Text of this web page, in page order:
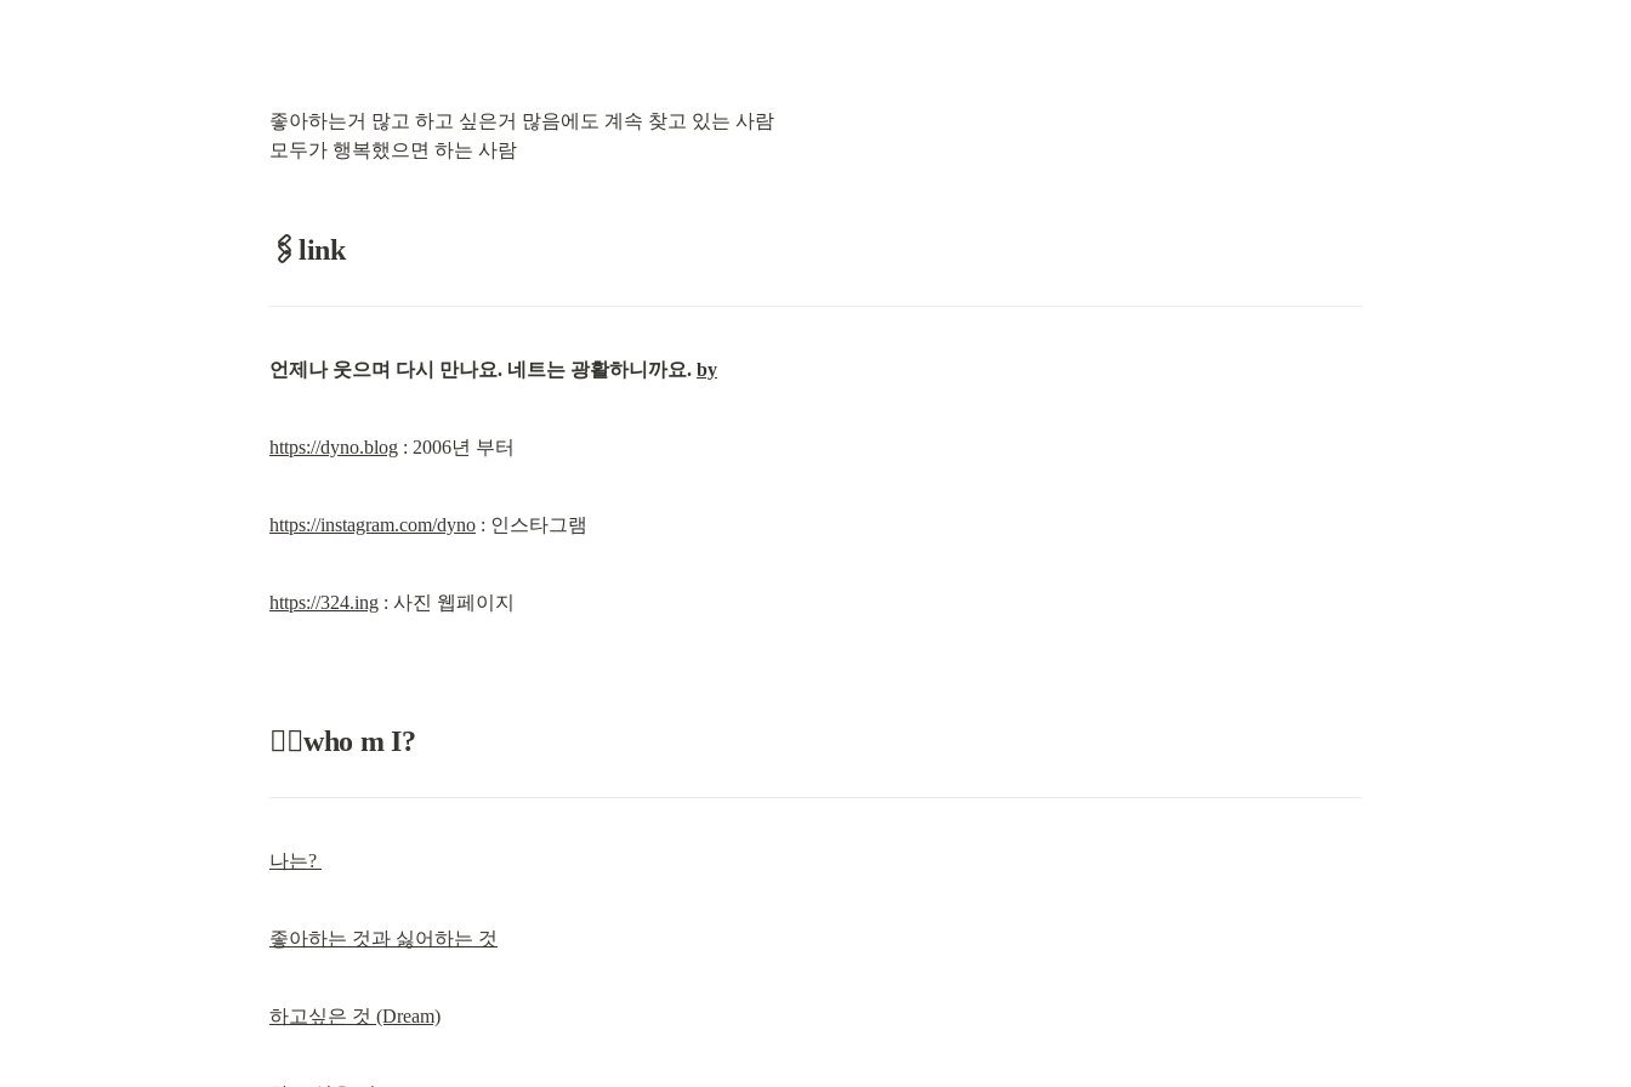
좋아하는거 많고 하고 싶은거 많음에도 계속 찾고 있는 사람
모두가 행복했으면 하는 사람
🖇️link
언제나 웃으며 다시 만나요. 네트는 광활하니까요. by
https://dyno.blog : 2006년 부터
https://instagram.com/dyno : 인스타그램
https://324.ing : 사진 웹페이지
🕵️‍♂️who m I?
나는?
좋아하는 것과 싫어하는 것
하고싶은 것 (Dream)